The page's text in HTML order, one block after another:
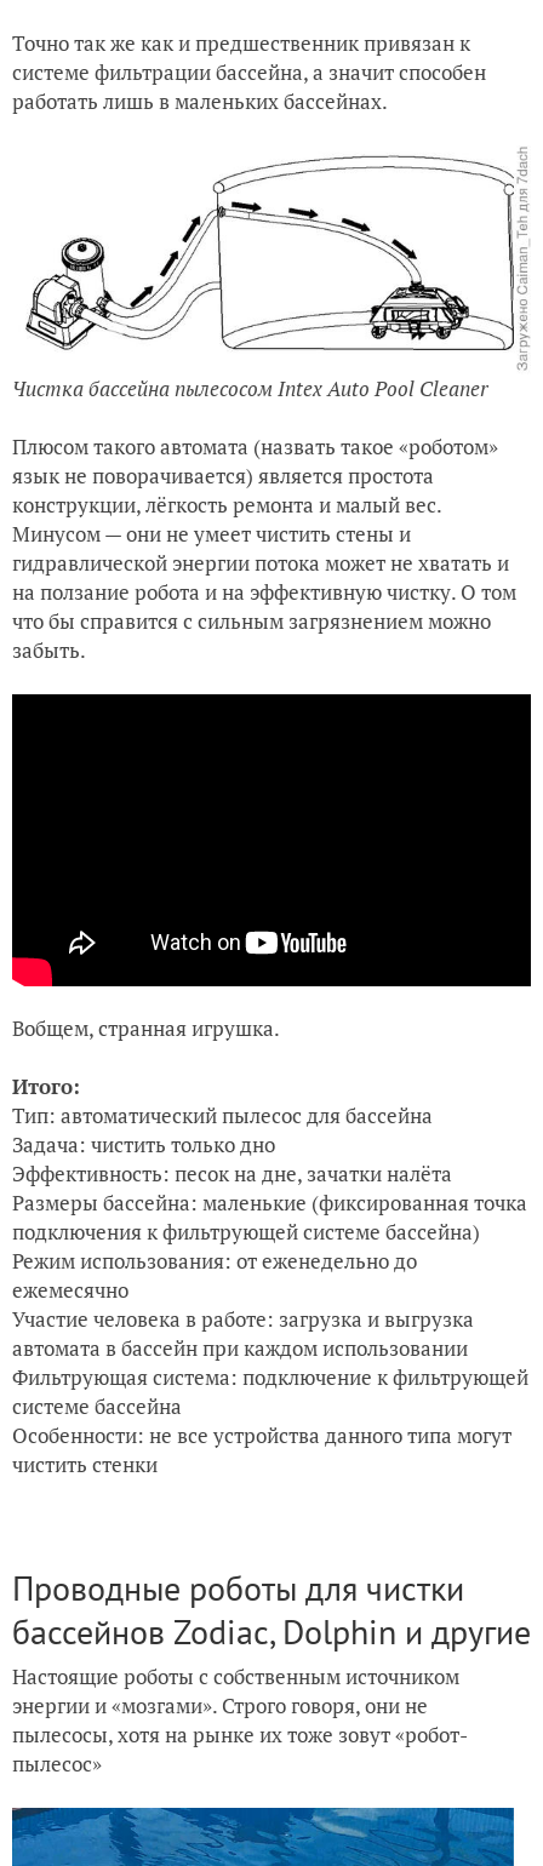
Точно так же как и предшественник привязан к
системе фильтрации бассейна, а значит способен
работать лишь в маленьких бассейнах.
Чистка бассейна пылесосом Intex Auto Pool Cleaner
Плюсом такого автомата (назвать такое «роботом»
язык не поворачивается) является простота
конструкции, лёгкость ремонта и малый вес.
Минусом — они не умеет чистить стены и
гидравлической энергии потока может не хватать и
на ползание робота и на эффективную чистку. О том
что бы справится с сильным загрязнением можно
забыть.
Вобщем, странная игрушка.
Итого:
Тип: автоматический пылесос для бассейна
Задача: чистить только дно
Эффективность: песок на дне, зачатки налёта
Размеры бассейна: маленькие (фиксированная точка
подключения к фильтрующей системе бассейна)
Режим использования: от еженедельно до
ежемесячно
Участие человека в работе: загрузка и выгрузка
автомата в бассейн при каждом использовании
Фильтрующая система: подключение к фильтрующей
системе бассейна
Особенности: не все устройства данного типа могут
чистить стенки
Проводные роботы для чистки
бассейнов Zodiac, Dolphin и другие
Настоящие роботы с собственным источником
энергии и «мозгами». Строго говоря, они не
пылесосы, хотя на рынке их тоже зовут «робот-
пылесос»